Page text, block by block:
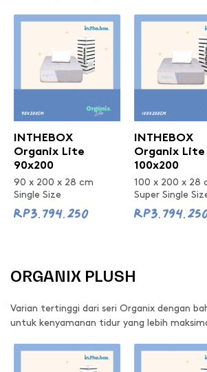
INTHEBOX
Organix Lite
90x200
90 x 200 x 28 cm
Single Size
Rp3.794.250
INTHEBOX
Organix Lite
100x200
100 x 200 x 28
Super Single
ORGANIX PLUSH
Varian tertinggi dari seri Organix dengan
untuk kenyamanan tidur yang lebih